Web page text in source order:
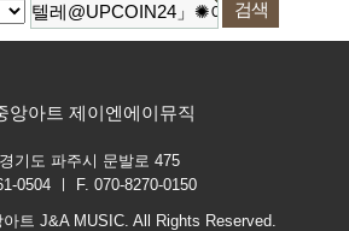
앙아트 제이엔에이뮤직
기도 파주시 문발로 475
0504 ㅣ F. 070-8270-0150
트 J&A MUSIC. All Rights Reserved.